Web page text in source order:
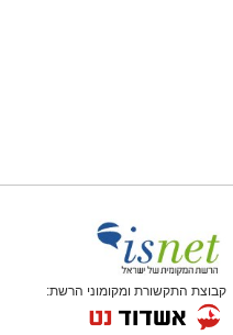
קבוצת התקשורת ומקומוני הרשת: